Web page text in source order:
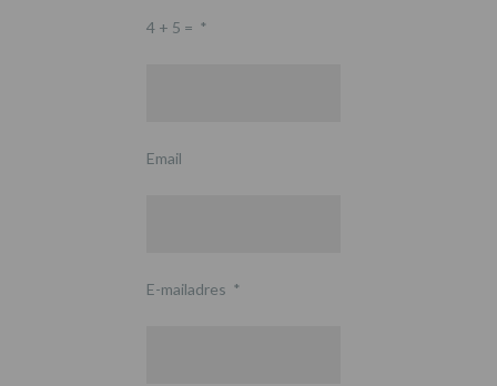
4 + 5 = *
Email
E-mailadres *